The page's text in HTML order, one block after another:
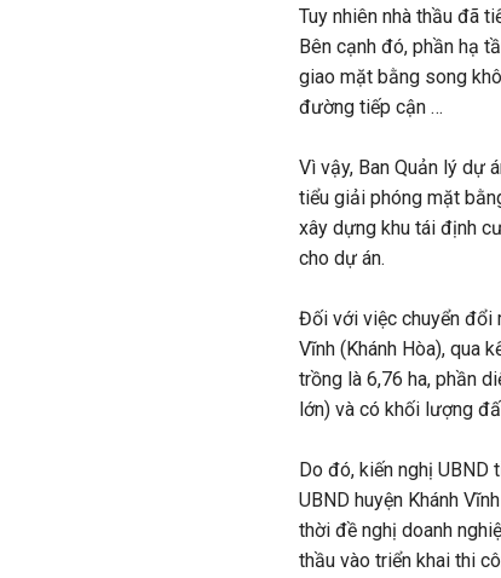
Tuy nhiên nhà thầu đã
Bên cạnh đó, phần hạ
giao mặt bằng song
đường tiếp cận …
Vì vậy, Ban Quản lý dự
tiểu giải phóng mặt
xây dựng khu tái định
cho dự án.
Đối với việc chuyển đổi
Vĩnh (Khánh Hòa), qua
trồng là 6,76 ha, phần
lớn) và có khối lượng
Do đó, kiến nghị UBND
UBND huyện Khánh
thời đề nghị doanh
thầu vào triển khai thi